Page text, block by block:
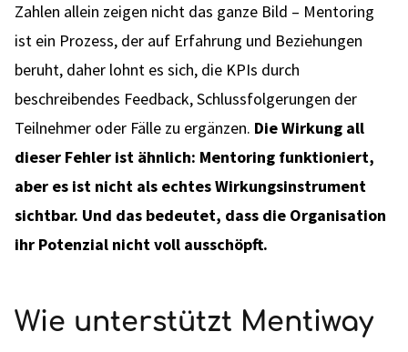
Zahlen allein zeigen nicht das ganze Bild – Mentoring
ist ein Prozess, der auf Erfahrung und Beziehungen
beruht, daher lohnt es sich, die KPIs durch
beschreibendes Feedback, Schlussfolgerungen der
Teilnehmer oder Fälle zu ergänzen. Die Wirkung all
dieser Fehler ist ähnlich: Mentoring funktioniert,
aber es ist nicht als echtes Wirkungsinstrument
sichtbar. Und das bedeutet, dass die Organisation
ihr Potenzial nicht voll ausschöpft.
Wie unterstützt Mentiway